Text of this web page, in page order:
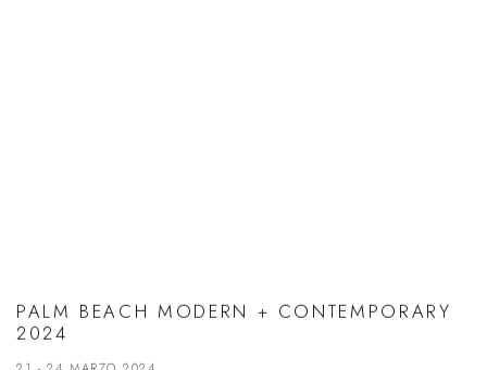
PALM BEACH MODERN + CONTEMPORARY
2024